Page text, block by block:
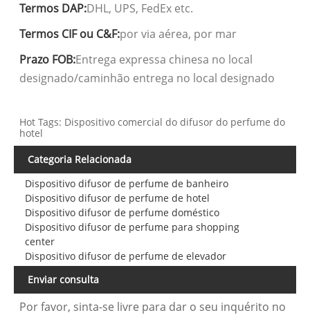
Termos DAP:DHL, UPS, FedEx etc.
Termos CIF ou C&F:por via aérea, por mar
Prazo FOB:Entrega expressa chinesa no local
designado/caminhão entrega no local designado
Hot Tags: Dispositivo comercial do difusor do perfume do
hotel
Categoria Relacionada
Dispositivo difusor de perfume de banheiro
Dispositivo difusor de perfume de hotel
Dispositivo difusor de perfume doméstico
Dispositivo difusor de perfume para shopping
center
Dispositivo difusor de perfume de elevador
Enviar consulta
Por favor, sinta-se livre para dar o seu inquérito no